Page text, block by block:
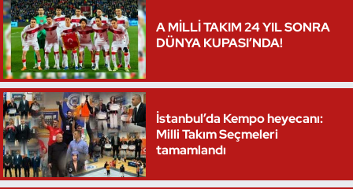
A MİLLİ TAKIM 24 YIL SONRA
DÜNYA KUPASI’NDA!
İstanbul’da Kempo heyecanı:
Milli Takım Seçmeleri
tamamlandı